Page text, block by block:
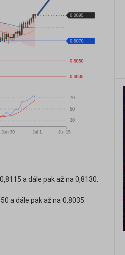
a dále pak až na 0,8130.
a dále pak až na 0,8035.